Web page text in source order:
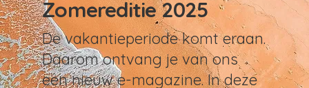
Zomereditie 2025
De vakantieperiode komt eraan.
Daarom ontvang je van ons
een nieuw e-magazine. In deze